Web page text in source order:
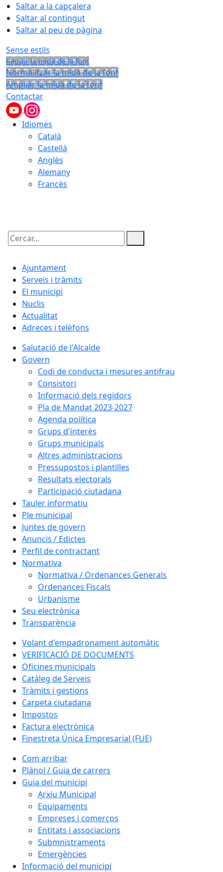
Saltar a la capçalera
Saltar al contingut
Saltar al peu de pàgina
Sense estils
Reduir la mida de la font
Normalitzar la mida de la font
Ampliar la mida de la font
Contactar
Idiomes
Català
Castellà
Anglès
Alemany
Francès
Cercar:
Ajuntament
Serveis i tràmits
El municipi
Nuclis
Actualitat
Adreces i telèfons
Salutació de l'Alcalde
Govern
Codi de conducta i mesures antifrau
Consistori
Informació dels regidors
Pla de Mandat 2023-2027
Agenda política
Grups d'interès
Grups municipals
Altres administracions
Pressupostos i plantilles
Resultats electorals
Participació ciutadana
Tauler informatiu
Ple municipal
Juntes de govern
Anuncis / Edictes
Perfil de contractant
Normativa
Normativa / Ordenances Generals
Ordenances Fiscals
Urbanisme
Seu electrònica
Transparència
Volant d'empadronament automàtic
VERIFICACIÓ DE DOCUMENTS
Oficines municipals
Catàleg de Serveis
Tràmits i gestions
Carpeta ciutadana
Impostos
Factura electrònica
Finestreta Única Empresarial (FUE)
Com arribar
Plànol / Guia de carrers
Guia del municipi
Arxiu Municipal
Equipaments
Empreses i comerços
Entitats i associacions
Submnistraments
Emergències
Informació del municipi